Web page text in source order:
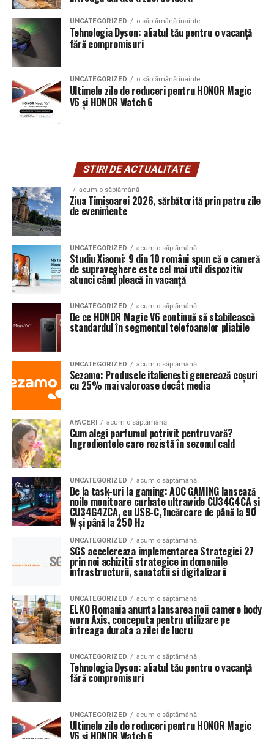
UNCATEGORIZED o săptămână inainte
Tehnologia Dyson: aliatul tău pentru o vacanță
fără compromisuri
UNCATEGORIZED o săptămână inainte
Ultimele zile de reduceri pentru HONOR Magic
V6 și HONOR Watch 6
STIRI DE ACTUALITATE
acum o săptămână
Ziua Timișoarei 2026, sărbătorită prin patru zile
de evenimente
UNCATEGORIZED acum o săptămână
Studiu Xiaomi: 9 din 10 români spun că o cameră
de supraveghere este cel mai util dispozitiv
atunci când pleacă în vacanță
UNCATEGORIZED acum o săptămână
De ce HONOR Magic V6 continuă să stabilească
standardul în segmentul telefoanelor pliabile
UNCATEGORIZED acum o săptămână
Sezamo: Produsele italienești generează coșuri
cu 25% mai valoroase decât media
AFACERI acum o săptămână
Cum alegi parfumul potrivit pentru vară?
Ingredientele care rezistă în sezonul cald
UNCATEGORIZED acum o săptămână
De la task-uri la gaming: AOC GAMING lansează
noile monitoare curbate ultrawide CU34G4CA și
CU34G4ZCA, cu USB-C, încărcare de până la 90
W și până la 250 Hz
UNCATEGORIZED acum o săptămână
SGS accelereaza implementarea Strategiei 27
prin noi achizitii strategice in domeniile
infrastructurii, sanatatii si digitalizarii
UNCATEGORIZED acum o săptămână
ELKO Romania anunta lansarea noii camere body
worn Axis, conceputa pentru utilizare pe
intreaga durata a zilei de lucru
UNCATEGORIZED acum o săptămână
Tehnologia Dyson: aliatul tău pentru o vacanță
fără compromisuri
UNCATEGORIZED acum o săptămână
Ultimele zile de reduceri pentru HONOR Magic
V6 și HONOR Watch 6